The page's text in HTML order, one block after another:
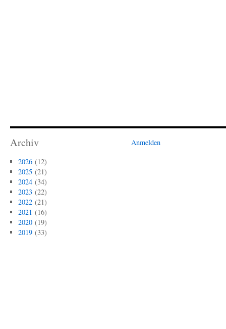
Archiv
2026(12)
2025(21)
2024(34)
2023(22)
2022(21)
2021 (16)
2020(19)
2019(33)
Anmelden